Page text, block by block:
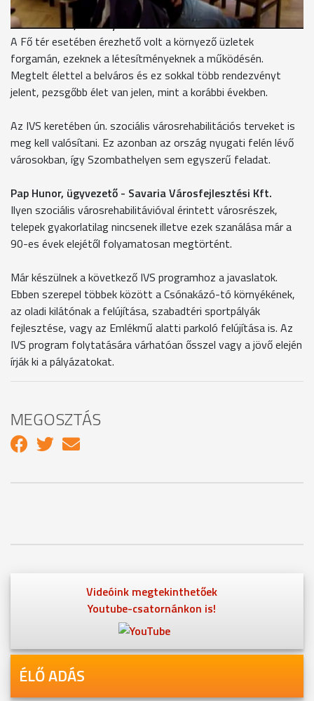
Lakézi Gábor, osztályvezető
A Fő tér esetében érezhető volt a környező üzletek
forgamán, ezeknek a létesítményeknek a működésén.
Megtelt élettel a belváros és ez sokkal több rendezvényt
jelent, pezsgőbb élet van jelen, mint a korábbi években.
Az IVS keretében ún. szociális városrehabilitációs terveket is
meg kell valósítani. Ez azonban az ország nyugati felén lévő
városokban, így Szombathelyen sem egyszerű feladat.
Pap Hunor, ügyvezető - Savaria Városfejlesztési Kft.
Ilyen szociális városrehabilitávióval érintett városrészek,
telepek gyakorlatilag nincsenek illetve ezek szanálása már a
90-es évek elejétől folyamatosan megtörtént.
Már készülnek a következő IVS programhoz a javaslatok.
Ebben szerepel többek között a Csónakázó-tó környékének,
az oladi kilátónak a felújítása, szabadtéri sportpályák
fejlesztése, vagy az Emlékmű alatti parkoló felújítása is. Az
IVS program folytatására várhatóan ősszel vagy a jövő elején
írják ki a pályázatokat.
MEGOSZTÁS
Videóink megtekinthetőek
Youtube-csatornánkon is!
ÉLŐ ADÁS